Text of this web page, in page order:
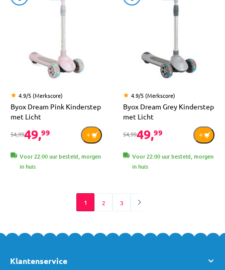
4.9/5 (Merkscore)
Byox Dream Pink Kinderstep
met Licht
54,9949,99
Voor 22:00 uur besteld, morgen
in huis
4.9/5 (Merkscore)
Byox Dream Grey Kinderstep
met Licht
54,9949,99
Voor 22:00 uur besteld, morgen
in huis
1 2 3
Klantenservice